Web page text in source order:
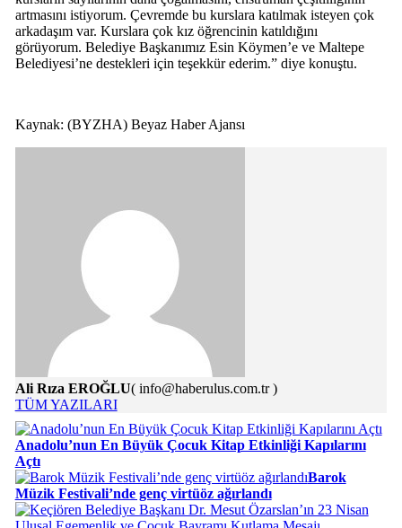
artmasını istiyorum. Çevremde bu kurslara katılmak isteyen çok
arkadaşım var. Kurslara çok kız öğrencinin katıldığını
görüyorum. Belediye Başkanımız Esin Köymen’e ve Maltepe
Belediyesi’ne destekleri için teşekkür ederim.” diye konuştu.
Kaynak: (BYZHA) Beyaz Haber Ajansı
Ali Rıza EROĞLU( info@haberulus.com.tr )
TÜM YAZILARI
Anadolu’nun En Büyük Çocuk Kitap Etkinliği Kapılarını
Açtı
Barok
Müzik Festivali’nde genç virtüöz ağırlandı